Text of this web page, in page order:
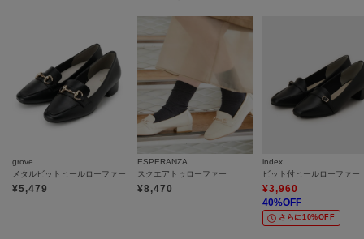
grove
メタルビットヒールローファー
¥5,479
ESPERANZA
スクエアトゥローファー
¥8,470
index
¥3,960
40%OFF
さらに10%OFF